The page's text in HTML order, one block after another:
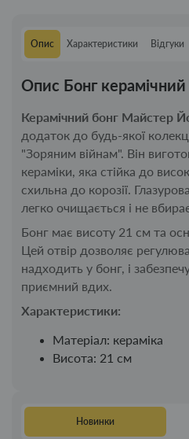
Опис Характеристики Відгуки
Опис Бонг
Керамічний бонг Майстер
додаток до будь-якої
"Зоряним війнам". Він
кераміки, яка стійка до
схильна до корозії.
легко очищається і не
Бонг має висоту 21 см та
Цей отвір дозволяє
надходить у бонг, і
приємний вдих.
Характеристики:
Матеріал: кераміка
Висота: 21 см
Новинки